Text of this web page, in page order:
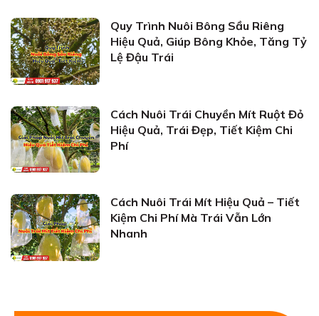
Quy Trình Nuôi Bông Sầu Riêng
Hiệu Quả, Giúp Bông Khỏe, Tăng Tỷ
Lệ Đậu Trái
Cách Nuôi Trái Chuyền Mít Ruột Đỏ
Hiệu Quả, Trái Đẹp, Tiết Kiệm Chi
Phí
Cách Nuôi Trái Mít Hiệu Quả – Tiết
Kiệm Chi Phí Mà Trái Vẫn Lớn
Nhanh